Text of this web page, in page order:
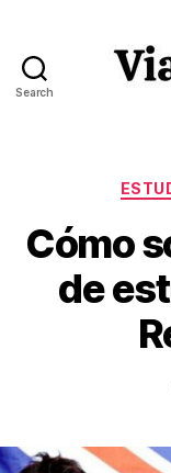
Search
Cómo
de